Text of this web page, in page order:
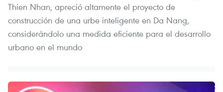
Thien Nhan, apreció altamente el proyecto de
construcción de una urbe inteligente en Da Nang,
considerándolo una medida eficiente para el desarrollo
urbano en el mundo